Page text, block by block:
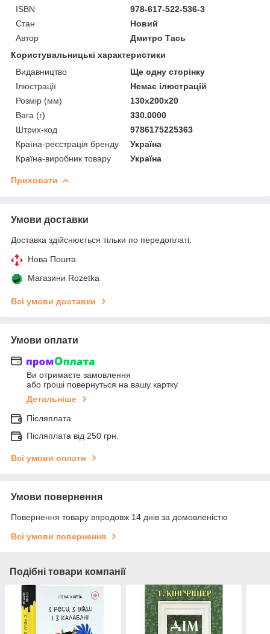
ISBN
978-617-522-536-3
Стан
Новий
Автор
Дмитро Тась
Користувальницькі характеристики
Видавництво
Ще одну сторінку
Ілюстрації
Немає ілюстрацій
Розмір (мм)
130х200х20
Вага (г)
330.0000
Штрих-код
9786175225363
Країна-реєстрація бренду
Україна
Країна-виробник товару
Україна
Приховати
Умови доставки
Доставка здійснюється тільки по передоплаті.
Нова Пошта
Магазини Rozetka
Всі умови доставки
Умови оплати
Ви отримаєте замовлення
або гроші повернуться на вашу картку
Детальніше
Післяплата
Післяплата від 250 грн.
Всі умови оплати
Умови повернення
Повернення товару впродовж 14 днів за домовленістю
Всі умови повернення
Подібні товари компанії